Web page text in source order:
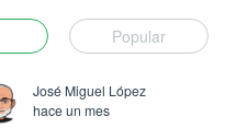
Popular
José Miguel López
hace un mes